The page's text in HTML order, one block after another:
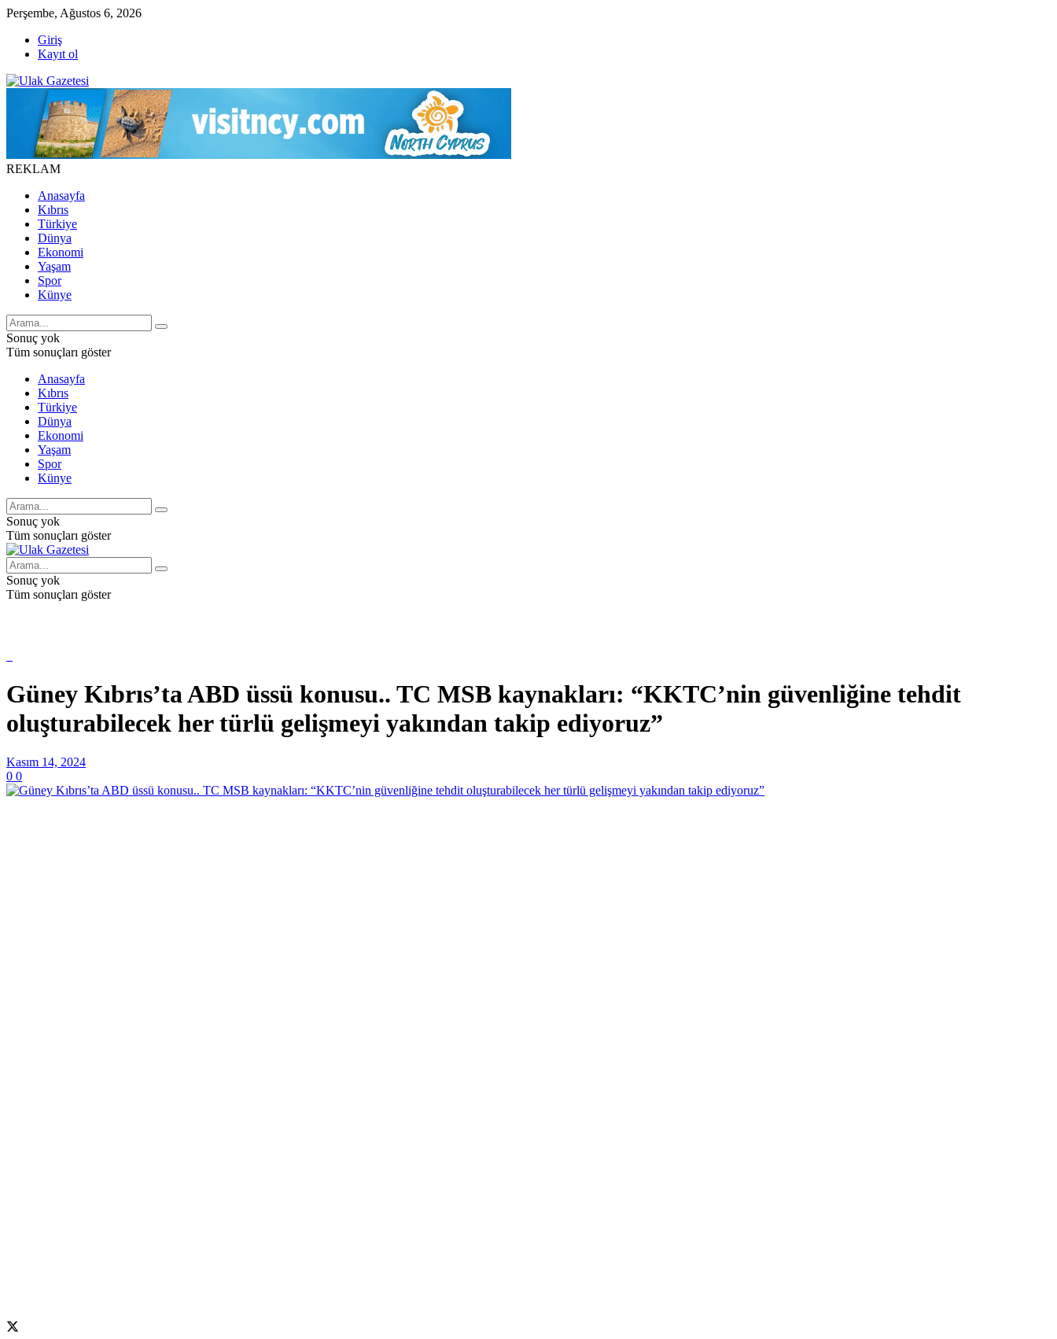
Perşembe, Ağustos 6, 2026
Giriş
Kayıt ol
REKLAM
Anasayfa
Kıbrıs
Türkiye
Dünya
Ekonomi
Yaşam
Spor
Künye
Sonuç yok
Tüm sonuçları göster
Anasayfa
Kıbrıs
Türkiye
Dünya
Ekonomi
Yaşam
Spor
Künye
Sonuç yok
Tüm sonuçları göster
Sonuç yok
Tüm sonuçları göster
Güney Kıbrıs’ta ABD üssü konusu.. TC MSB kaynakları: “KKTC’nin güvenliğine tehdit
oluşturabilecek her türlü gelişmeyi yakından takip ediyoruz”
Kasım 14, 2024
0 0